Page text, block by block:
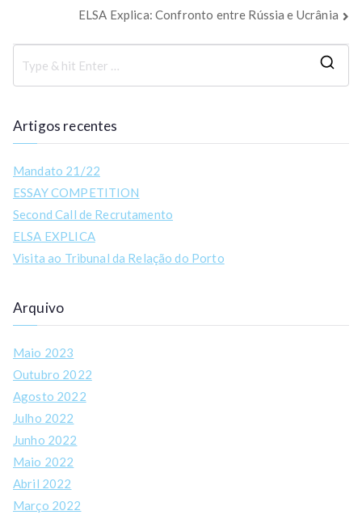
ELSA Explica: Confronto entre Rússia e Ucrânia
Artigos recentes
Mandato 21/22
ESSAY COMPETITION
Second Call de Recrutamento
ELSA EXPLICA
Visita ao Tribunal da Relação do Porto
Arquivo
Maio 2023
Outubro 2022
Agosto 2022
Julho 2022
Junho 2022
Maio 2022
Abril 2022
Março 2022